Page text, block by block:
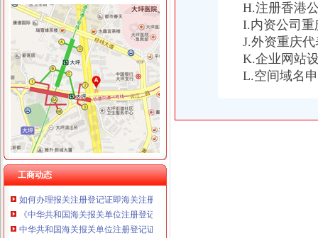
工商动态
海关报关登记证书
进出口收发货人报关注册登记证书…-海关百问
报关单位尽快换领新版注册登记证书_网易新闻
《中华共和国海关报关单位注册登记证书》变更材料
《中华共和国海关报关单位注册登记证书》备案材料
海关进出口货物收发货人报关注册登记证书
关于《海关报关单位注册登记证书》的几个问题.-报关报检-福步外
《中华共和国海关报关企业报关注册登记证书》有效期为几年？
如何办理报关注册登记证即海关注册登记证明？-通关监管海关业务咨
《中华共和国海关报关单位注册登记证书》的有效期是多久？
中华共和国海关报关单位注册登记证书.xls
如何办理海关报关登记证书_已解决-阿里巴巴生意经
H.注册香港
I.内资公司重
J.外资重庆代
K.企业网站
L.空间域名